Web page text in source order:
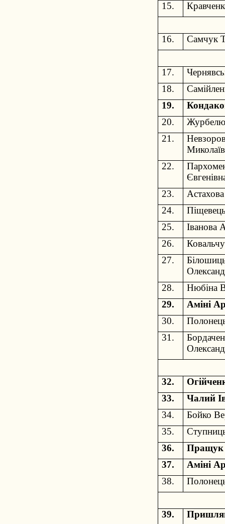
15.
16. Самчук
17.
18.
19.
20.
21.
22.
23.
24.
25.
Іванова
26.
27.
28.
Нюбіна
29.
Аміні
30.
31.
32.
33.
Чалий
34.
Бойко
35.
36.
Пращук
37.
Аміні
38.
39.